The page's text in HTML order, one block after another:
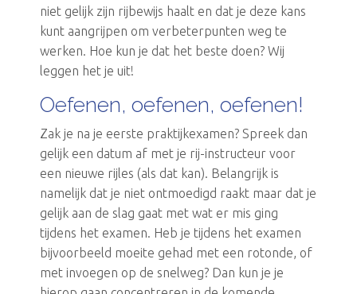
niet gelijk zijn rijbewijs haalt en dat je deze kans
kunt aangrijpen om verbeterpunten weg te
werken. Hoe kun je dat het beste doen? Wij
leggen het je uit!
Oefenen, oefenen, oefenen!
Zak je na je eerste praktijkexamen? Spreek dan
gelijk een datum af met je rij-instructeur voor
een nieuwe rijles (als dat kan). Belangrijk is
namelijk dat je niet ontmoedigd raakt maar dat je
gelijk aan de slag gaat met wat er mis ging
tijdens het examen. Heb je tijdens het examen
bijvoorbeeld moeite gehad met een rotonde, of
met invoegen op de snelweg? Dan kun je je